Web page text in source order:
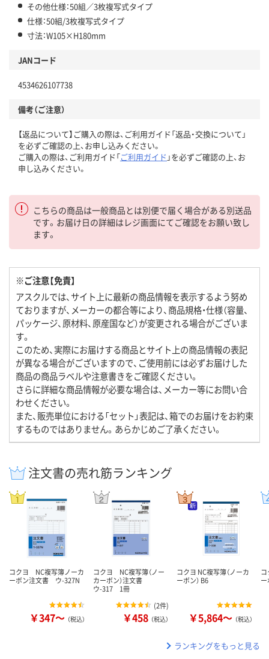
その他仕様：50組／3枚複写式タイプ
仕様：50組/3枚複写式タイプ
寸法：W105×H180mm
JANコード
4534626107738
備考（ご注意）
【返品について】ご購入の際は、ご利用ガイド「返品・交換について」
を必ずご確認の上、お申し込みください。
ご購入の際は、ご利用ガイド「ご利用ガイド 」を必ずご確認の上、お
申し込みください。
こちらの商品は一般商品とは別便で届く場合がある別送品
です。お届け日の詳細はレジ画面にてご確認をお願い致し
ます。
※ご注意【免責】
アスクルでは、サイト上に最新の商品情報を表示するよう努め
ておりますが、メーカーの都合等により、商品規格・仕様（容量、
パッケージ、原材料、原産国など）が変更される場合がございま
す。
このため、実際にお届けする商品とサイト上の商品情報の表記
が異なる場合がございますので、ご使用前には必ずお届けした
商品の商品ラベルや注意書きをご確認ください。
さらに詳細な商品情報が必要な場合は、メーカー等にお問い合
わせください。
また、販売単位における「セット」表記は、箱でのお届けをお約束
するものではありません。あらかじめご了承ください。
注文書の売れ筋ランキング
コクヨ NC複写簿ノーカ
ーボン注文書 ウ-327N
￥347～ （税込）
コクヨ NC複写簿（ノー
カーボン）注文書
ウ-317 1冊
(2件)
￥458 （税込）
コクヨ NC複写簿（ノーカ
ーボン） B6
￥5,864～ （税込）
コ
ー
ランキングをもっと見る